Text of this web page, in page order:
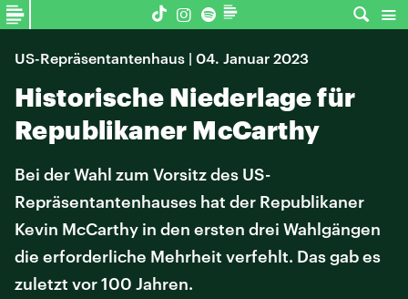
US-Repräsentantenhaus | 04. Januar 2023
Historische Niederlage für
Republikaner McCarthy
Bei der Wahl zum Vorsitz des US-
Repräsentantenhauses hat der Republikaner
Kevin McCarthy in den ersten drei Wahlgängen
die erforderliche Mehrheit verfehlt. Das gab es
zuletzt vor 100 Jahren.